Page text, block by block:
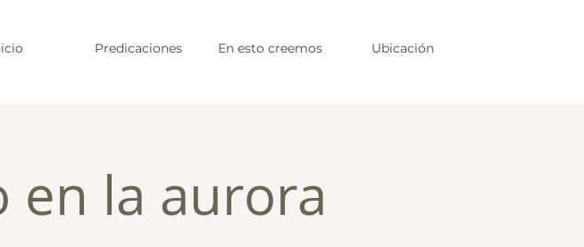
Predicaciones En esto creemos Ubicación
en la aurora